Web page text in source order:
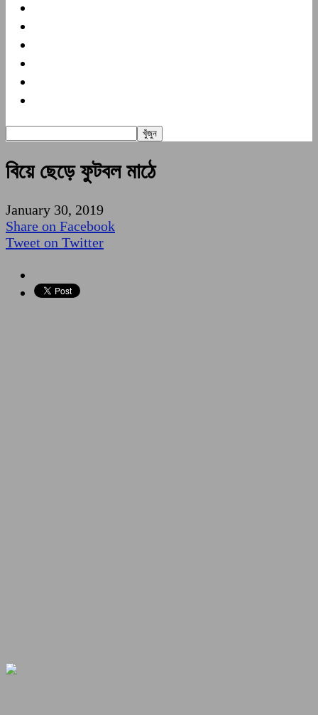
বিয়ে ছেড়ে ফুটবল মাঠে
January 30, 2019
Share on Facebook
Tweet on Twitter